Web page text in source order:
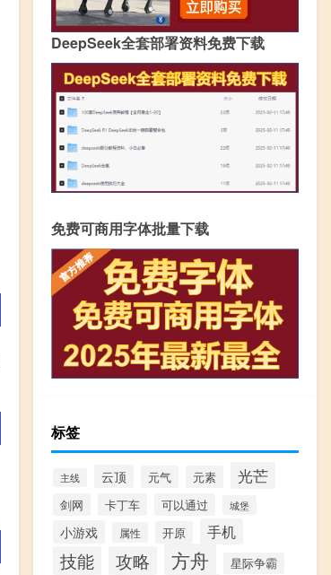
DeepSeek全套部署资料免费下载
免费可商用字体批量下载
标签
主线 云顶 元气 元素 光芒
剑网 卡丁车 可以通过 城堡
小游戏 属性 开原 手机
技能 攻略 方舟 星际争霸